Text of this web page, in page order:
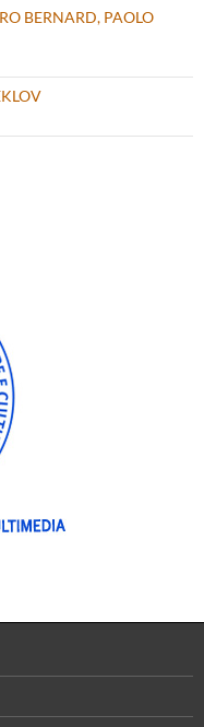
BERNARD, PAOLO